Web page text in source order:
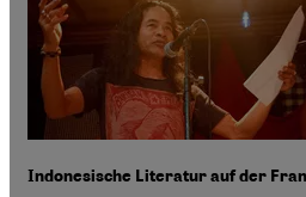
Indonesische Literatur auf der